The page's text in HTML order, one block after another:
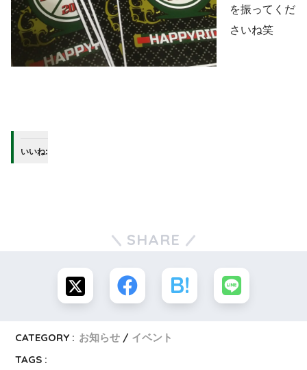
を振ってくだ
さいね笑
いいね:
SHARE
CATEGORY : お知らせ
イベント
TAGS :